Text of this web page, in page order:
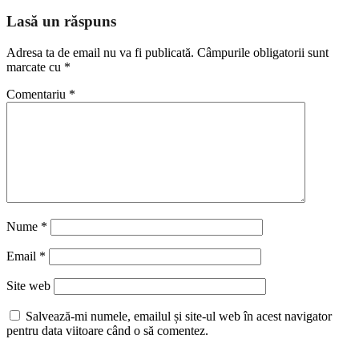
Lasă un răspuns
Adresa ta de email nu va fi publicată. Câmpurile obligatorii sunt
marcate cu *
Comentariu *
Nume *
Email *
Site web
Salvează-mi numele, emailul și site-ul web în acest navigator
pentru data viitoare când o să comentez.